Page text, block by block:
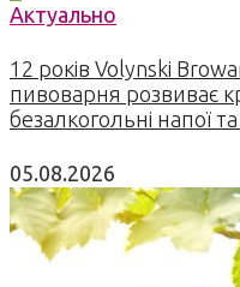
Актуально
12 років Volynski
пивоварня розвиває
безалкогольні напої
05.08.2026